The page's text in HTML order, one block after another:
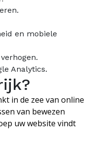
en mobiele
Analytics.
in de zee van online
van bewezen
uw website vindt